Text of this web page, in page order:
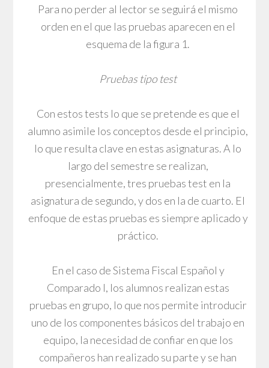
Para no perder al lector se seguirá el mismo
orden en el que las pruebas aparecen en el
esquema de la figura 1.
Pruebas tipo test
Con estos tests lo que se pretende es que el
alumno asimile los conceptos desde el principio,
lo que resulta clave en estas asignaturas. A lo
largo del semestre se realizan,
presencialmente, tres pruebas test en la
asignatura de segundo, y dos en la de cuarto. El
enfoque de estas pruebas es siempre aplicado y
práctico.
En el caso de Sistema Fiscal Español y
Comparado I, los alumnos realizan estas
pruebas en grupo, lo que nos permite introducir
uno de los componentes básicos del trabajo en
equipo, la necesidad de confiar en que los
compañeros han realizado su parte y se han